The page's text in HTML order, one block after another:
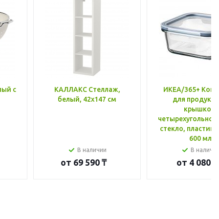
с
КАЛЛАКС Стеллаж,
белый, 42x147 см
В наличии
от 69 590 ₸
ИКЕА/365+
для
крышкой,
стекло, пластик
600 мл
В
от 4 080 ₸